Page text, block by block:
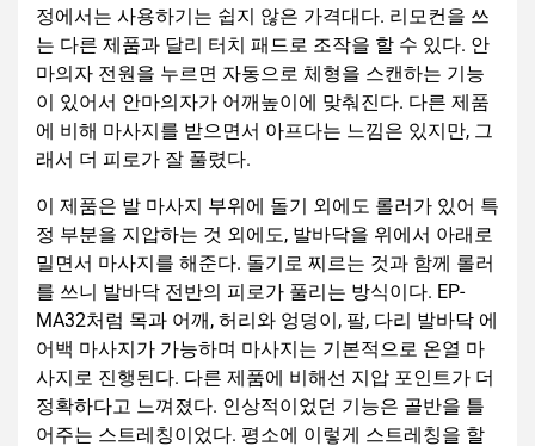
정에서는 사용하기는 쉽지 않은 가격대다. 리모컨을 쓰
는 다른 제품과 달리 터치 패드로 조작을 할 수 있다. 안
마의자 전원을 누르면 자동으로 체형을 스캔하는 기능
이 있어서 안마의자가 어깨높이에 맞춰진다. 다른 제품
에 비해 마사지를 받으면서 아프다는 느낌은 있지만, 그
래서 더 피로가 잘 풀렸다.
이 제품은 발 마사지 부위에 돌기 외에도 롤러가 있어 특
정 부분을 지압하는 것 외에도, 발바닥을 위에서 아래로
밀면서 마사지를 해준다. 돌기로 찌르는 것과 함께 롤러
를 쓰니 발바닥 전반의 피로가 풀리는 방식이다. EP-
MA32처럼 목과 어깨, 허리와 엉덩이, 팔, 다리 발바닥 에
어백 마사지가 가능하며 마사지는 기본적으로 온열 마
사지로 진행된다. 다른 제품에 비해선 지압 포인트가 더
정확하다고 느껴졌다. 인상적이었던 기능은 골반을 틀
어주는 스트레칭이었다. 평소에 이렇게 스트레칭을 할